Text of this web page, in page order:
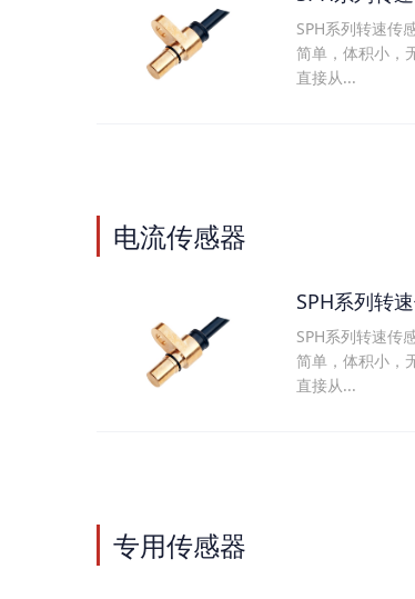
SPH系列转速传
简单，体积小，
直接从...
电流传感器
SPH系列转
SPH系列转速传
简单，体积小，
直接从...
专用传感器